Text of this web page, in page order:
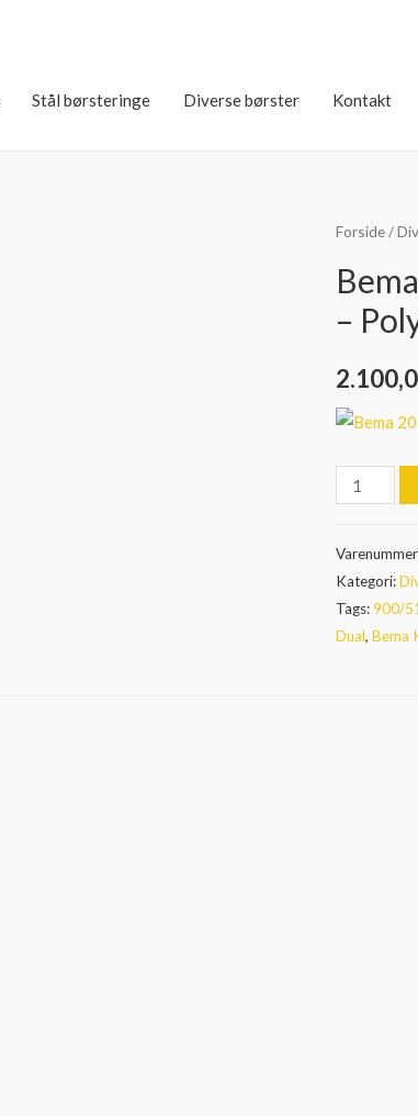
Stål børsteringe Diverse børster Kontakt
Forside/
–
Bema
Komm-
1850
Kategori:
Tags:900/
Dual, Bema